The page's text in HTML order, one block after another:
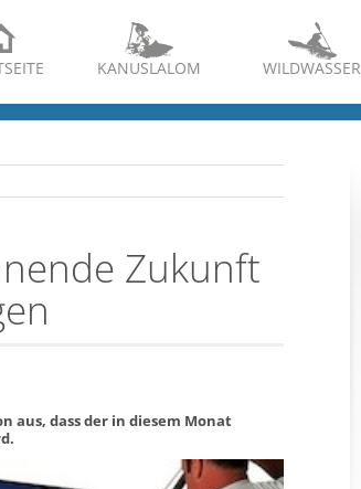
KANUSLALOM WILDWASSER
Zukunft
aus, dass der in diesem Monat